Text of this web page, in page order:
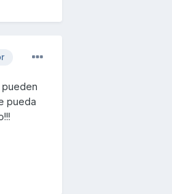
pueden
pueda